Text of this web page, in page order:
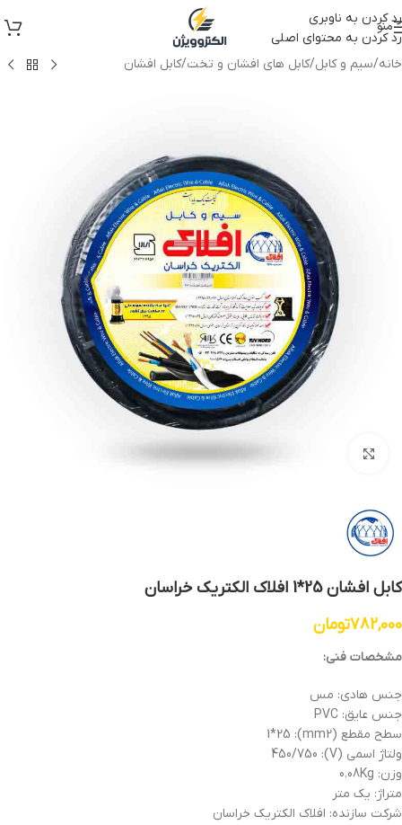
رد کردن به ناوبری
رد کردن به محتوای اصلی
منو
خانه/سیم و کابل/کابل های افشان و تخت/کابل افشان
کابل افشان 25*1 افلاک الکتریک خراسان
782,000تومان
مشخصات فنی:
جنس هادی: مس
جنس عایق: PVC
سطح مقطع (mm2): 1*25
ولتاژ اسمی (V): 450/750
وزن: 0.08Kg
متراژ: یک متر
شرکت سازنده: افلاک الکتریک خراسان